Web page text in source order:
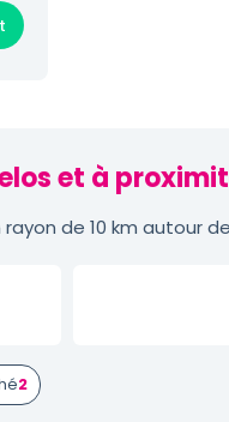
et à
de 10 km autour
2